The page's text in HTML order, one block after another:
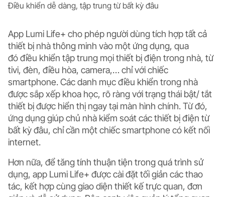
Điều khiển dễ dàng, tập trung từ bất kỳ đâu
App Lumi Life+ cho phép người dùng tích hợp tất cả
thiết bị nhà thông minh vào một ứng dụng, qua
đóđiều khiển tập trung mọi thiết bị điện trong nhà, từ
tivi, đèn, điều hòa, camera,… chỉ với chiếc
smartphone. Các danh mục điều khiển trong nhà
được sắp xếp khoa học, rõ ràng với trạng thái bật/ tắt
thiết bị được hiển thị ngay tại màn hình chính. Từ đó,
ứng dụng giúp chủ nhà kiểm soát các thiết bị điện từ
bất kỳ đâu, chỉ cần một chiếc smartphone có kết nối
internet.
Hơn nữa, để tăng tính thuận tiện trong quá trình sử
dụng, app Lumi Life+ được cài đặt tối giản các thao
tác, kết hợp cùng giao diện thiết kế trực quan, đơn